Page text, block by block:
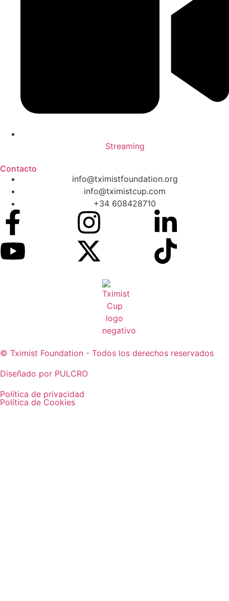
Streaming
Contacto
info@tximistfoundation.org
info@tximistcup.com
+34 608428710
© Tximist Foundation - Todos los derechos reservados
Diseñado por PULCRO
Política de privacidad
Política de Cookies